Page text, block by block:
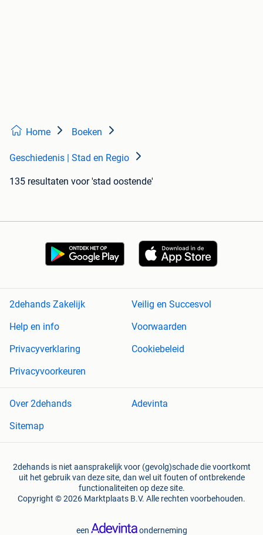
Home Boeken
Geschiedenis | Stad en Regio
135 resultaten voor 'stad oostende'
2dehands Zakelijk
Veilig en Succesvol
Help en info
Voorwaarden
Privacyverklaring
Cookiebeleid
Privacyvoorkeuren
Over 2dehands
Adevinta
Sitemap
2dehands is niet aansprakelijk voor (gevolg)schade die voortkomt
uit het gebruik van deze site, dan wel uit fouten of ontbrekende
functionaliteiten op deze site.
Copyright © 2026 Marktplaats B.V. Alle rechten voorbehouden.
een onderneming